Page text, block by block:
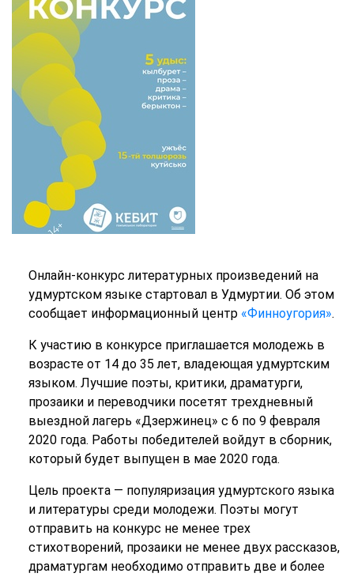
Онлайн-конкурс литературных произведений на
удмуртском языке стартовал в Удмуртии. Об этом
сообщает информационный центр «Финноугория».
К участию в конкурсе приглашается молодежь в
возрасте от 14 до 35 лет, владеющая удмуртским
языком. Лучшие поэты, критики, драматурги,
прозаики и переводчики посетят трехдневный
выездной лагерь «Дзержинец» с 6 по 9 февраля
2020 года. Работы победителей войдут в сборник,
который будет выпущен в мае 2020 года.
Цель проекта — популяризация удмуртского языка
и литературы среди молодежи. Поэты могут
отправить на конкурс не менее трех
стихотворений, прозаики не менее двух рассказов,
драматургам необходимо отправить две и более